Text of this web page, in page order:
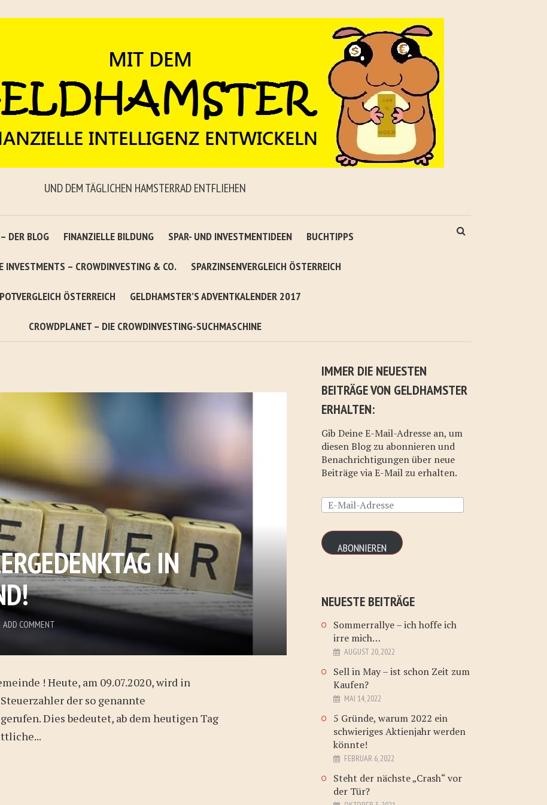
UND DEM TÄGLICHEN HAMSTERRAD ENTFLIEHEN
DER BLOG FINANZIELLE BILDUNG SPAR- UND INVESTMENTIDEEN BUCHTIPPS
INVESTMENTS – CROWDINVESTING & CO. SPARZINSENVERGLEICH ÖSTERREICH
ÖSTERREICH GELDHAMSTER’S ADVENTKALENDER 2017
CROWDPLANET – DIE CROWDINVESTING-SUCHMASCHINE
IN
ADD COMMENT
! Heute, am 09.07.2020, wird in
der so genannte
Dies bedeutet, ab dem heutigen Tag
IMMER DIE NEUESTEN
BEITRÄGE VON GELDHAMSTER
ERHALTEN:
Gib Deine E-Mail-Adresse an, um
diesen Blog zu abonnieren und
Benachrichtigungen über neue
Beiträge via E-Mail zu erhalten.
E-
Mail-
Adresse
ABONNIEREN
NEUESTE BEITRÄGE
Sommerrallye – ich hoffe ich
irre mich…
AUGUST 20, 2022
Sell in May – ist schon Zeit zum
Kaufen?
MAI 14, 2022
5 Gründe, warum 2022 ein
schwieriges Aktienjahr werden
könnte!
FEBRUAR 6, 2022
Steht der nächste „Crash“ vor
der Tür?